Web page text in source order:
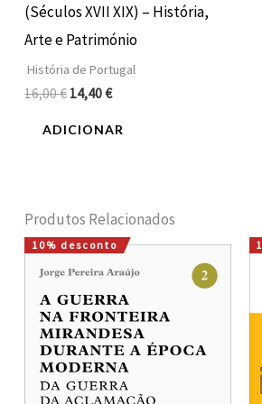
(Séculos XVII XIX) – História,
Arte e Património
História de Portugal
16,00€14,40€
ADICIONAR
Produtos Relacionados
10% desconto
O
preço
era:
20,00 €.
O
preço
é:
18,00 €.